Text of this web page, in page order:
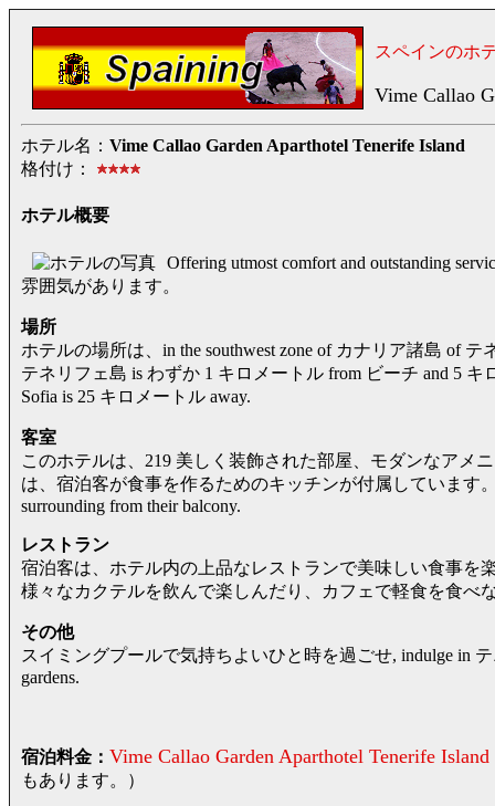
スペインのホ
Vime Callao
ホテル名： Vime Callao Garden Aparthotel Tenerife Island
格付け：
ホテル概要
Offering utmost comfort and outstanding
雰囲気があります。
場所
ホテルの場所は、in the southwest zone of カナリア諸島 of テ
テネリフェ島 is わずか 1 キロメートル from ビーチ and 5
Sofia is 25 キロメートル away.
客室
このホテルは、219 美しく装飾された部屋、モダンなアメ
は、宿泊客が食事を作るためのキッチンが付属しています。
surrounding from their balcony.
レストラン
宿泊客は、ホテル内の上品なレストランで美味しい食事を
様々なカクテルを飲んで楽しんだり、カフェで軽食を食べ
その他
スイミングプールで気持ちよいひと時を過ごせ, indulge in テ
gardens.
宿泊料金： Vime Callao Garden Aparthotel Tenerife Island
もあります。）